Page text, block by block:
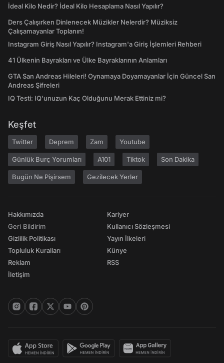
İdeal Kilo Nedir? İdeal Kilo Hesaplama Nasıl Yapılır?
Ders Çalışırken Dinlenecek Müzikler Nelerdir? Müziksiz
Çalışamayanlar Toplanın!
Instagram Giriş Nasıl Yapılır? Instagram'a Giriş İşlemleri Rehberi
41 Ülkenin Bayrakları ve Ülke Bayraklarının Anlamları
GTA San Andreas Hileleri! Oynamaya Doyamayanlar İçin Güncel San
Andreas Şifreleri
IQ Testi: IQ'unuzun Kaç Olduğunu Merak Ettiniz mi?
Keşfet
Twitter Deprem Zam Youtube
Günlük Burç Yorumları A101 Tiktok Son Dakika
Bugün Ne Pişirsem Gezilecek Yerler
Hakkımızda
Geri Bildirim
Gizlilik Politikası
Topluluk Kuralları
Reklam
İletişim
Kariyer
Kullanıcı Sözleşmesi
Yayın İlkeleri
Künye
RSS